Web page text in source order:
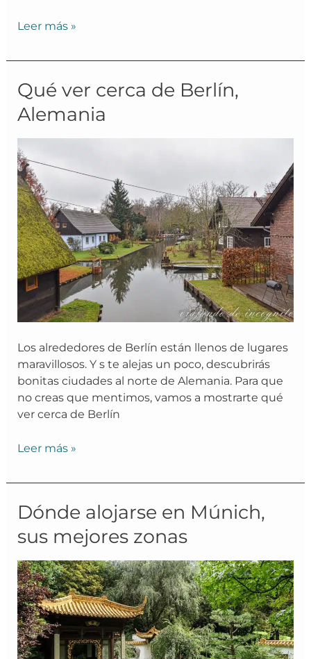
Leer más »
Qué ver cerca de Berlín,
Alemania
Los alrededores de Berlín están llenos de lugares
maravillosos. Y s te alejas un poco, descubrirás
bonitas ciudades al norte de Alemania. Para que
no creas que mentimos, vamos a mostrarte qué
ver cerca de Berlín
Qué
ver
cerca
de
Berlín,
Alemania
Leer más »
Dónde alojarse en Múnich,
sus mejores zonas
Dónde
en
Múnich,
sus
mejores
zonas